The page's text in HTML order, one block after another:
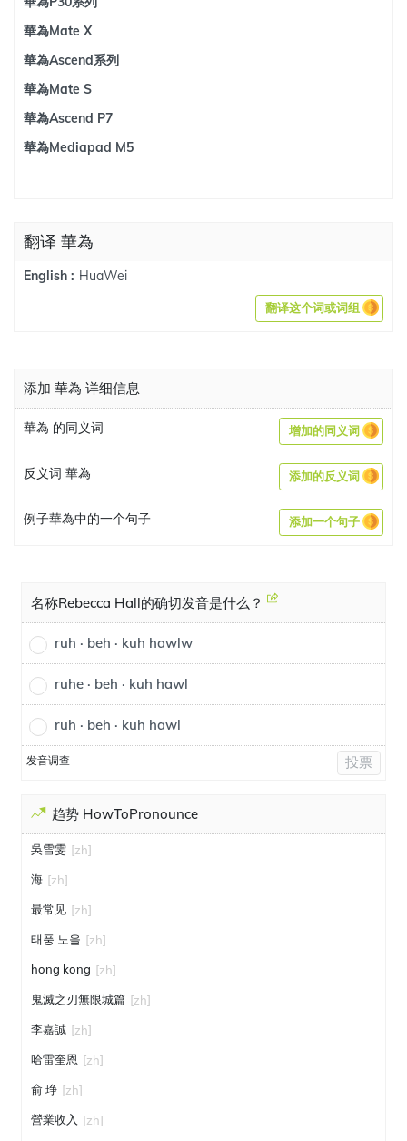
華為Mate X
華為Ascend系列
華為Mate S
華為Ascend P7
華為Mediapad M5
翻译 華為
English : HuaWei
翻译这个词或词组
添加 華為 详细信息
華為 的同义词 增加的同义词
反义词 華為 添加的反义词
例子華為中的一个句子 添加一个句子
名称Rebecca Hall的确切发音是什么？
ruh · beh · kuh hawlw
ruhe · beh · kuh hawl
ruh · beh · kuh hawl
发音调查 投票
趋势 HowToPronounce
吳雪雯 [zh]
海 [zh]
最常见 [zh]
태풍 노을 [zh]
hong kong [zh]
鬼滅之刃無限城篇 [zh]
李嘉誠 [zh]
哈雷奎恩 [zh]
俞 琤 [zh]
營業收入 [zh]